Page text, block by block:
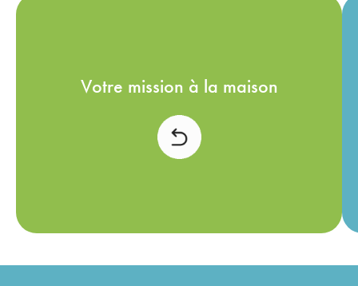
Votre mission à la maison
faciliter notre compréhension. Restez
sensible à sa compréhension aide parfois
à éviter les bouillons d’émotion! Ex. Dis-
moi, as-tu déjà eu peur?